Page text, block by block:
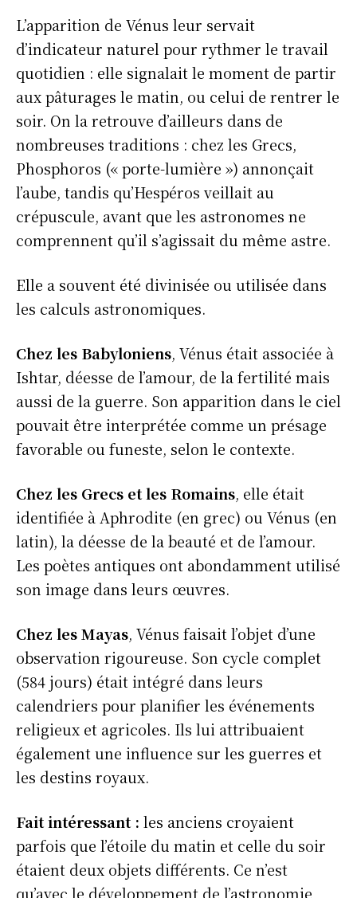
L’apparition de Vénus leur servait
d’indicateur naturel pour rythmer le travail
quotidien : elle signalait le moment de partir
aux pâturages le matin, ou celui de rentrer le
soir. On la retrouve d’ailleurs dans de
nombreuses traditions : chez les Grecs,
Phosphoros (« porte-lumière ») annonçait
l’aube, tandis qu’Hespéros veillait au
crépuscule, avant que les astronomes ne
comprennent qu’il s’agissait du même astre.
Elle a souvent été divinisée ou utilisée dans
les calculs astronomiques.
Chez les Babyloniens, Vénus était associée à
Ishtar, déesse de l’amour, de la fertilité mais
aussi de la guerre. Son apparition dans le ciel
pouvait être interprétée comme un présage
favorable ou funeste, selon le contexte.
Chez les Grecs et les Romains, elle était
identifiée à Aphrodite (en grec) ou Vénus (en
latin), la déesse de la beauté et de l’amour.
Les poètes antiques ont abondamment utilisé
son image dans leurs œuvres.
Chez les Mayas, Vénus faisait l’objet d’une
observation rigoureuse. Son cycle complet
(584 jours) était intégré dans leurs
calendriers pour planifier les événements
religieux et agricoles. Ils lui attribuaient
également une influence sur les guerres et
les destins royaux.
Fait intéressant : les anciens croyaient
parfois que l’étoile du matin et celle du soir
étaient deux objets différents. Ce n’est
qu’avec le développement de l’astronomie